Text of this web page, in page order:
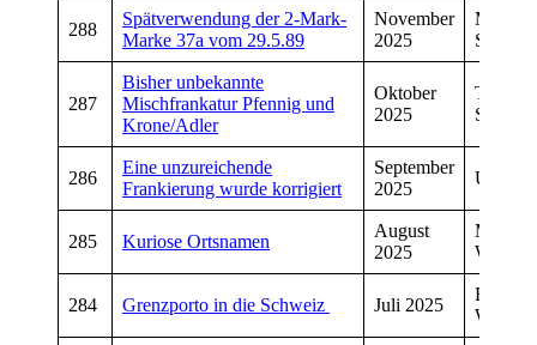
288
Spätverwendung der 2-Mark-
Marke 37a vom 29.5.89
November
2025
287
Bisher unbekannte
Mischfrankatur Pfennig und
Krone/Adler
Oktober
2025
Torsten
286
Eine unzureichende
Frankierung wurde korrigiert
September
2025
Udo
285 Kuriose Ortsnamen
August
2025
284 Grenzporto in die Schweiz Juli 2025
E.